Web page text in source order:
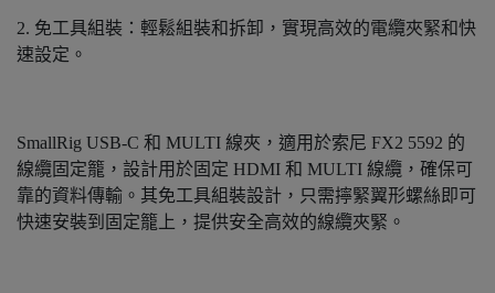
2. 免工具組裝：輕鬆組裝和拆卸，實現高效的電纜夾緊和快
速設定。
SmallRig USB-C 和 MULTI 線夾，適用於索尼 FX2 5592 的
線纜固定籠，設計用於固定 HDMI 和 MULTI 線纜，確保可
靠的資料傳輸。其免工具組裝設計，只需擰緊翼形螺絲即可
快速安裝到固定籠上，提供安全高效的線纜夾緊。